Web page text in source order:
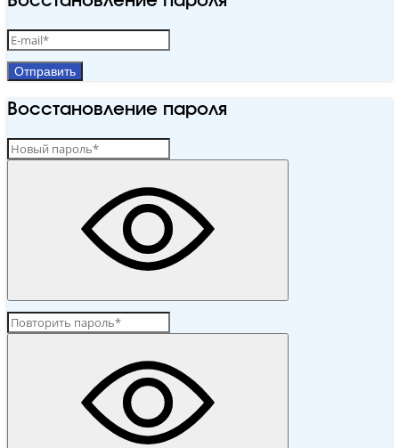
Отправить
Восстановление пароля